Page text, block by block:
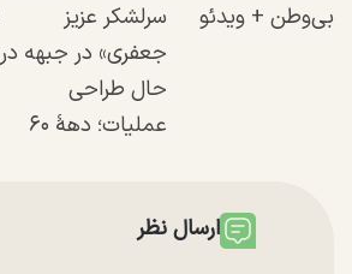
بی‌وطن + ویدئو
سرلشکر عزیز
جعفری» در جبهه در
حال طراحی
عملیات؛ دهۀ ۶۰
ارسال نظر